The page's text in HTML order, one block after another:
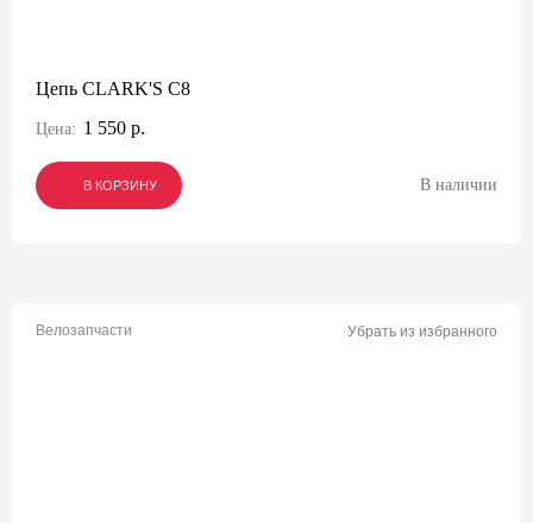
Цепь CLARK'S C8
Цена: 1 550 р.
В КОРЗИНУ
В КОРЗИНУ
В КОРЗИНУ В наличии
Велозапчасти Убрать из избранного